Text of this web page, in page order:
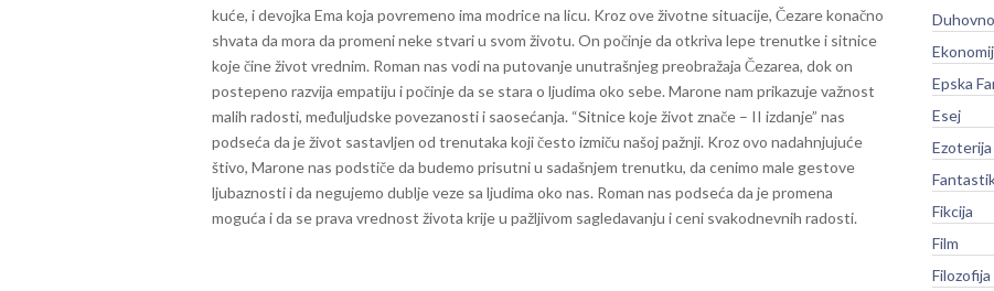
kuće, i devojka Ema koja povremeno ima modrice na licu. Kroz ove životne situacije, Čezare konačno
shvata da mora da promeni neke stvari u svom životu. On počinje da otkriva lepe trenutke i sitnice
koje čine život vrednim. Roman nas vodi na putovanje unutrašnjeg preobražaja Čezarea, dok on
postepeno razvija empatiju i počinje da se stara o ljudima oko sebe. Marone nam prikazuje važnost
malih radosti, međuljudske povezanosti i saosećanja. “Sitnice koje život znače – II izdanje” nas
podseća da je život sastavljen od trenutaka koji često izmiču našoj pažnji. Kroz ovo nadahnjujuće
štivo, Marone nas podstiče da budemo prisutni u sadašnjem trenutku, da cenimo male gestove
ljubaznosti i da negujemo dublje veze sa ljudima oko nas. Roman nas podseća da je promena
moguća i da se prava vrednost života krije u pažljivom sagledavanju i ceni svakodnevnih radosti.
Epska
Esej
Ezoterija
Fikcija
Film
Filozofija